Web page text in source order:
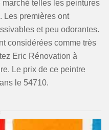
telles les peintures
Les premières ont
et peu odorantes.
considérées comme très
Eric Rénovation à
Le prix de ce peintre
le 54710.